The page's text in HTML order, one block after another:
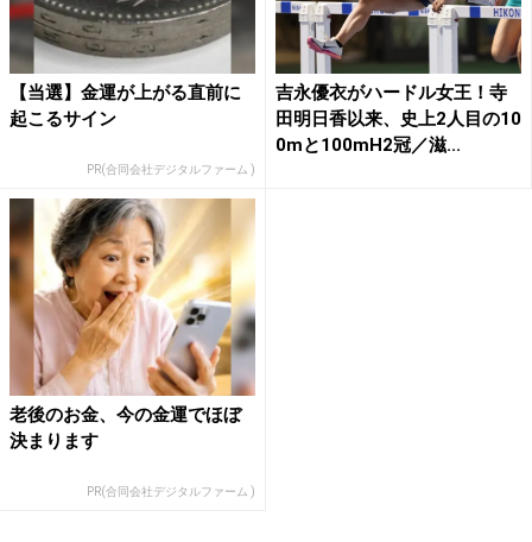
【当選】金運が上がる直前に
起こるサイン
PR(合同会社デジタルファーム )
吉永優衣がハードル女王！寺
田明日香以来、史上2人目の10
0mと100mH2冠／滋...
老後のお金、今の金運でほぼ
決まります
PR(合同会社デジタルファーム )